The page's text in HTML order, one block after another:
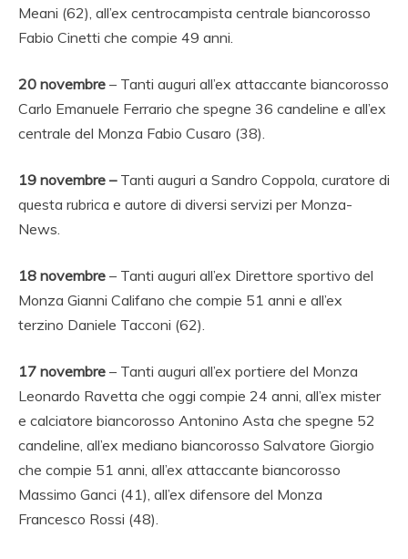
Meani (62), all’ex centrocampista centrale biancorosso
Fabio Cinetti che compie 49 anni.
20 novembre – Tanti auguri all’ex attaccante biancorosso
Carlo Emanuele Ferrario che spegne 36 candeline e all’ex
centrale del Monza Fabio Cusaro (38).
19 novembre – Tanti auguri a Sandro Coppola, curatore di
questa rubrica e autore di diversi servizi per Monza-
News.
18 novembre – Tanti auguri all’ex Direttore sportivo del
Monza Gianni Califano che compie 51 anni e all’ex
terzino Daniele Tacconi (62).
17 novembre – Tanti auguri all’ex portiere del Monza
Leonardo Ravetta che oggi compie 24 anni, all’ex mister
e calciatore biancorosso Antonino Asta che spegne 52
candeline, all’ex mediano biancorosso Salvatore Giorgio
che compie 51 anni, all’ex attaccante biancorosso
Massimo Ganci (41), all’ex difensore del Monza
Francesco Rossi (48).